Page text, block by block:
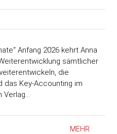
Anfang 2026 kehrt Anna
sämtlicher
die
das Key-Accounting im
Verlag…
MEHR